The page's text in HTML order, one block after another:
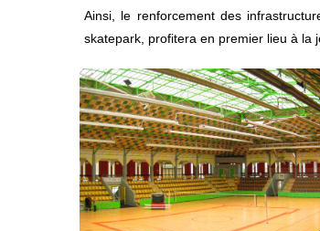
Ainsi, le renforcement des
skatepark, profitera en premier lieu à la